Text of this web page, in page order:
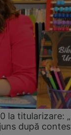
la titularizare:
după